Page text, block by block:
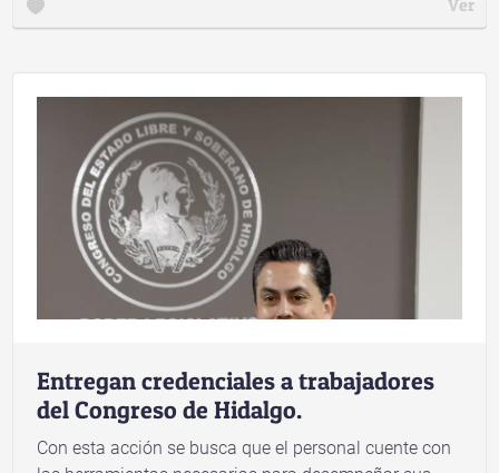
Entregan credenciales a trabajadores
del Congreso de Hidalgo.
Con esta acción se busca que el personal cuente con